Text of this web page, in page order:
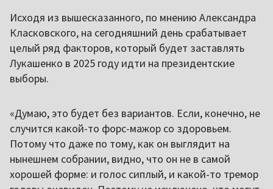
Исходя из вышесказанного, по мнению Александра
Класковского, на сегодняшний день срабатывает
целый ряд факторов, который будет заставлять
Лукашенко в 2025 году идти на президентские
выборы.
«Думаю, это будет без вариантов. Если, конечно, не
случится какой-то форс-мажор со здоровьем.
Потому что даже по тому, как он выглядит на
нынешнем собрании, видно, что он не в самой
хорошей форме: и голос сиплый, и какой-то тремор